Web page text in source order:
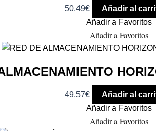
50,49€
Añadir al
Añadir a Favoritos
Añadir a Favoritos
49,57€
Añadir al
Añadir a Favoritos
Añadir a Favoritos